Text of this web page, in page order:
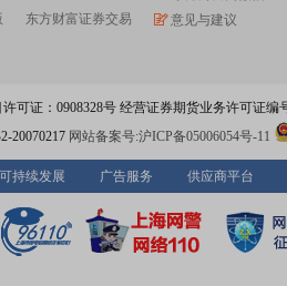
东方财富证券交易
意见与建议
可证：0908328号 经营证券期货业务许可证编
20070217 网站备案号:沪ICP备05006054号-11
可持续发展 广告服务 供应商平台